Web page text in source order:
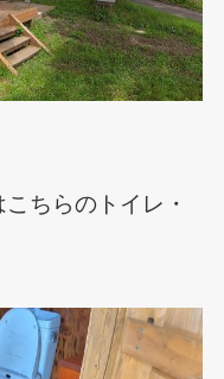
ちらのトイレ・